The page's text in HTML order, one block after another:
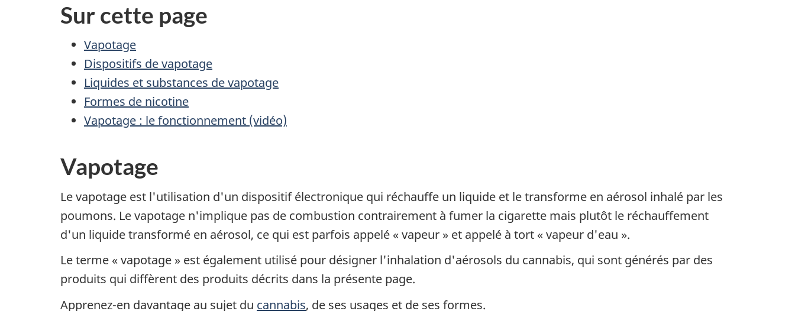
Sur cette page
Vapotage
Dispositifs de vapotage
Liquides et substances de vapotage
Formes de nicotine
Vapotage : le fonctionnement (vidéo)
Vapotage
Le vapotage est l'utilisation d'un dispositif électronique qui réchauffe un liquide et le transforme en aérosol inhalé par les
poumons. Le vapotage n'implique pas de combustion contrairement à fumer la cigarette mais plutôt le réchauffement
d'un liquide transformé en aérosol, ce qui est parfois appelé « vapeur » et appelé à tort « vapeur d'eau ».
Le terme « vapotage » est également utilisé pour désigner l'inhalation d'aérosols du cannabis, qui sont générés par des
produits qui diffèrent des produits décrits dans la présente page.
Apprenez-en davantage au sujet du cannabis, de ses usages et de ses formes.